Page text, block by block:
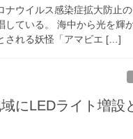
ウイルス感染症拡大防止
している。 海中から光を輝
される妖怪「アマビエ […]